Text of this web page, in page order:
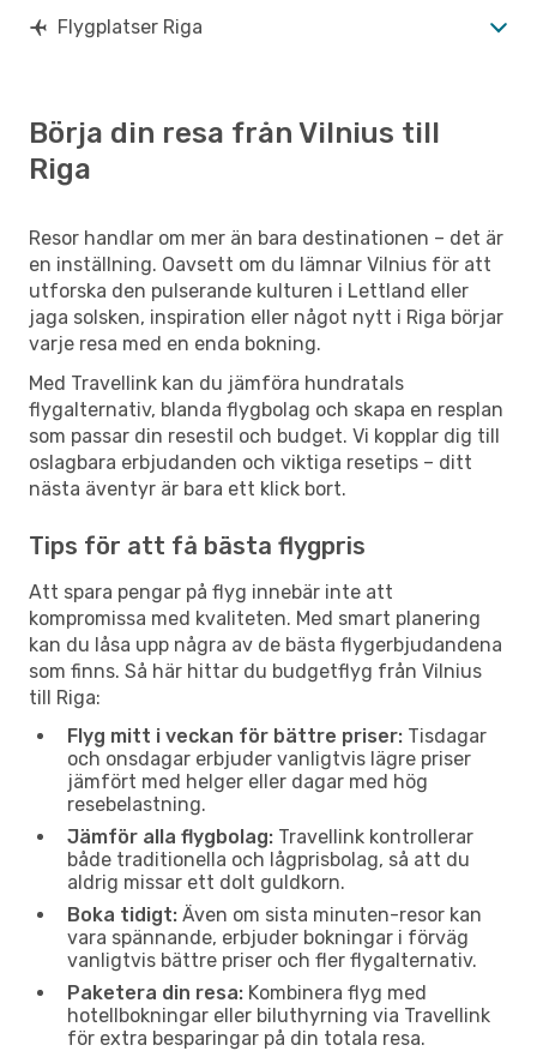
Flygplatser Riga
Börja din resa från Vilnius till
Riga
Resor handlar om mer än bara destinationen – det är
en inställning. Oavsett om du lämnar Vilnius för att
utforska den pulserande kulturen i Lettland eller
jaga solsken, inspiration eller något nytt i Riga börjar
varje resa med en enda bokning.
Med Travellink kan du jämföra hundratals
flygalternativ, blanda flygbolag och skapa en resplan
som passar din resestil och budget. Vi kopplar dig till
oslagbara erbjudanden och viktiga resetips – ditt
nästa äventyr är bara ett klick bort.
Tips för att få bästa flygpris
Att spara pengar på flyg innebär inte att
kompromissa med kvaliteten. Med smart planering
kan du låsa upp några av de bästa flygerbjudandena
som finns. Så här hittar du budgetflyg från Vilnius
till Riga:
Flyg mitt i veckan för bättre priser: Tisdagar
och onsdagar erbjuder vanligtvis lägre priser
jämfört med helger eller dagar med hög
resebelastning.
Jämför alla flygbolag: Travellink kontrollerar
både traditionella och lågprisbolag, så att du
aldrig missar ett dolt guldkorn.
Boka tidigt: Även om sista minuten-resor kan
vara spännande, erbjuder bokningar i förväg
vanligtvis bättre priser och fler flygalternativ.
Paketera din resa: Kombinera flyg med
hotellbokningar eller biluthyrning via Travellink
för extra besparingar på din totala resa.